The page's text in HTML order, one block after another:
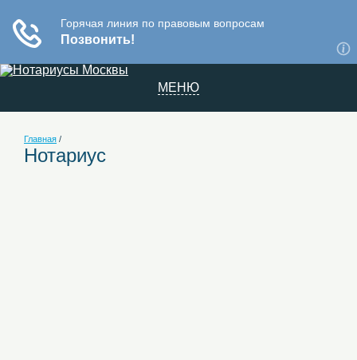
МЕНЮ
Главная /
Нотариус